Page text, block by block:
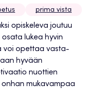
prima vista
opiskeleva joutuu
lukea hyvin
voi opettaa vasta-
hyvään
nuottien
onhan mukavampaa